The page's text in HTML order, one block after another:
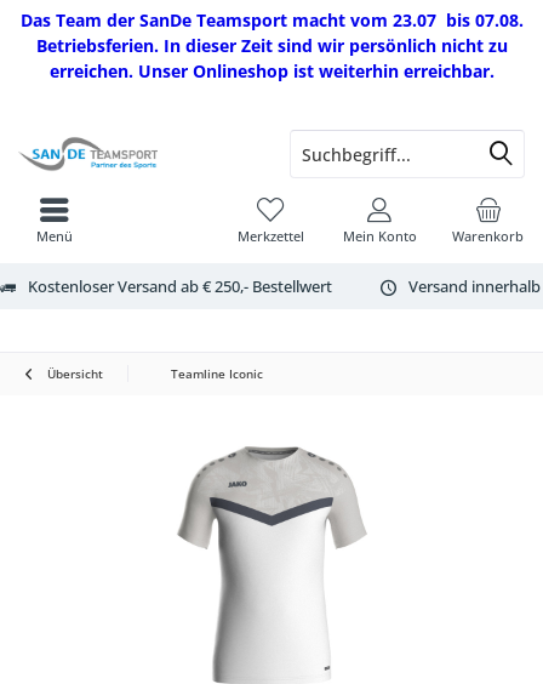
Das Team der SanDe Teamsport macht vom 23.07 bis 07.08.
Betriebsferien. In dieser Zeit sind wir persönlich nicht zu
erreichen. Unser Onlineshop ist weiterhin erreichbar.
Kostenloser Versand ab € 250,- Bestellwert Versand
Warenkorb
Merkzettel Mein Konto
Menü
Übersicht Teamline Iconic